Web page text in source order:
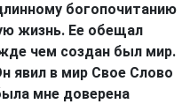
богопочитанию
жизнь. Ее обещал
чем создан был мир.
явил в мир Свое Слово
мне доверена